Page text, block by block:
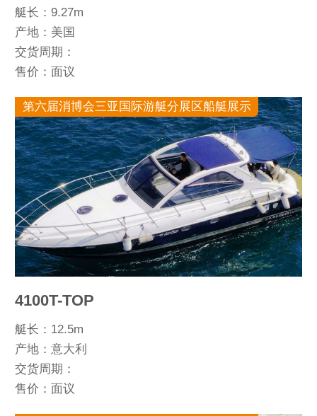
艇长：9.27m
产地：美国
交货周期：
售价：面议
第六届消博会三亚国际游艇分展区船艇展示
4100T-TOP
艇长：12.5m
产地：意大利
交货周期：
售价：面议